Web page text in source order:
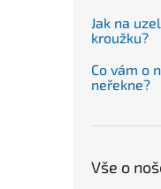
Jak na
kroužku?
Co vám o
neřekne?
Vše o